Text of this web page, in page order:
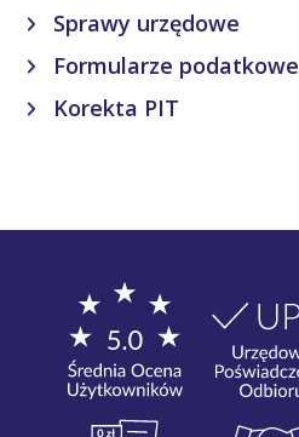
Sprawy urzędowe
Formularze podatkowe
Korekta PIT